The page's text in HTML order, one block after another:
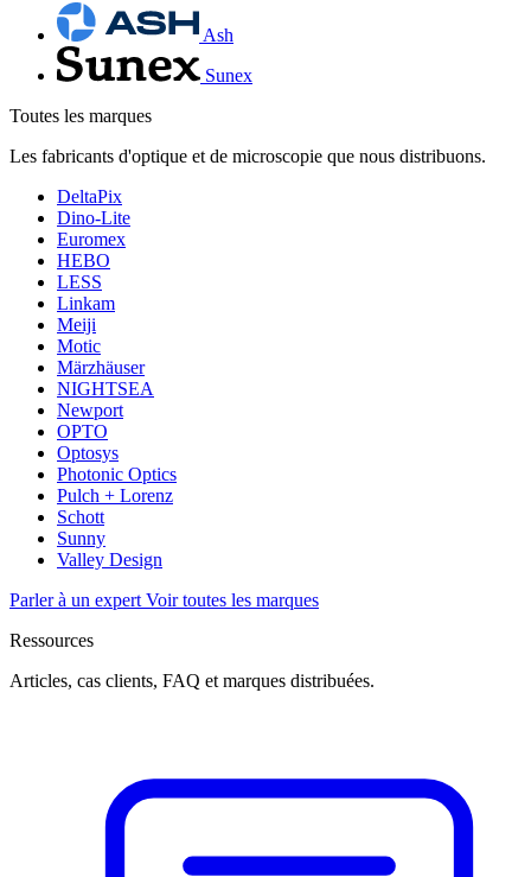
Ash
Sunex
Toutes les marques
Les fabricants d'optique et de microscopie que nous distribuons.
DeltaPix
Dino-Lite
Euromex
HEBO
LESS
Linkam
Meiji
Motic
Märzhäuser
NIGHTSEA
Newport
OPTO
Optosys
Photonic Optics
Pulch + Lorenz
Schott
Sunny
Valley Design
Parler à un expert Voir toutes les marques
Ressources
Articles, cas clients, FAQ et marques distribuées.